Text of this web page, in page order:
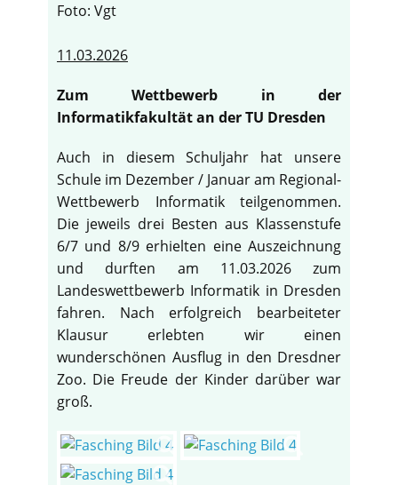
Foto: Vgt
11.03.2026
Zum Wettbewerb in der
Informatikfakultät an der TU Dresden
Auch in diesem Schuljahr hat unsere
Schule im Dezember / Januar am Regional-
Wettbewerb Informatik teilgenommen.
Die jeweils drei Besten aus Klassenstufe
6/7 und 8/9 erhielten eine Auszeichnung
und durften am 11.03.2026 zum
Landeswettbewerb Informatik in Dresden
fahren. Nach erfolgreich bearbeiteter
Klausur erlebten wir einen
wunderschönen Ausflug in den Dresdner
Zoo. Die Freude der Kinder darüber war
groß.